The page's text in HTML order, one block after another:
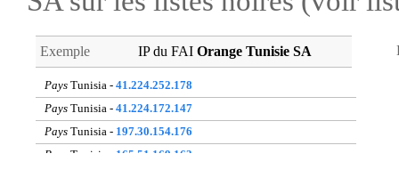
Exemple IP du FAI Orange Tunisie SA
Pays Tunisia - 41.224.252.178
Pays Tunisia - 41.224.172.147
Pays Tunisia - 197.30.154.176
Pays Tunisia - 165.51.169.163